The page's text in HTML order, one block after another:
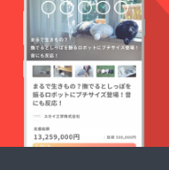
イベン
トへの
参加が
できま
す。1回
のご支
援につ
き1組分
ント参
従って
いただ
けない
場合は
参加を
お断り
しま
す。マ
ご自身
前・ご
連絡先
をお伺
いしま
す。 ・
感染症
対策
用・ア
当日と
参加日
の2週間
前から
検温の
実施と
報告を
し、
37.5度
以上あ